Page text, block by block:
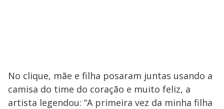
No clique, mãe e filha posaram juntas usando a
camisa do time do coração e muito feliz, a
artista legendou: “A primeira vez da minha filha